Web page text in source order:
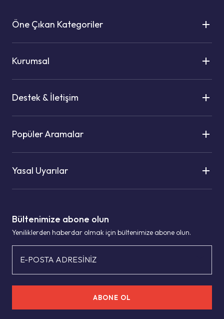
Bültenimize abone olun
Yeniliklerden haberdar olmak için bültenimize abone olun.
E-POSTA ADRESİNİZ
ABONE OL
Öne Çıkan Kategoriler
Kurumsal
Destek & İletişim
Popüler Aramalar
Yasal Uyarılar